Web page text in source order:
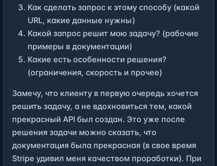
Как сделать запрос к этому способу (какой
URL, какие данные нужны)
Какой запрос решит мою задачу? (рабочие
примеры в документации)
Какие есть особенности решения?
(ограничения, скорость и прочее)
Замечу, что клиенту в первую очередь хочется
решить задачу, а не вдохновиться тем, какой
прекрасный API был создан. Это уже после
решения задачи можно сказать, что
документация была прекрасная (в свое время
Stripe удивил меня качеством проработки). При